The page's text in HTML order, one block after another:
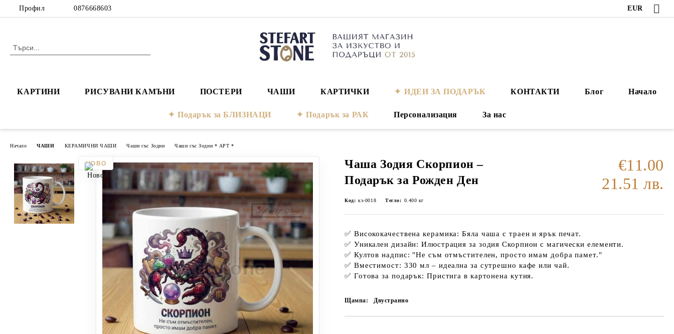
Профил 0876668603 EUR
КАРТИНИ РИСУВАНИ КАМЪНИ ПОСТЕРИ ЧАШИ КАРТИЧКИ ИДЕИ ЗА ПОДАРЪК КОНТАКТИ Блог Начало
Подарък за БЛИЗНАЦИ Подарък за РАК Персонализация За нас
Начало ЧАШИ КЕРАМИЧНИ ЧАШИ Чаши със Зодии Чаши със Зодии * АРТ *
Чаша Зодия Скорпион –
Подарък за Рожден Ден
€11.00
21.51 лв.
Код: кз-0018 Тегло: 0.400 кг
✅ Висококачествена керамика: Бяла чаша с траен и ярък печат.
✅ Уникален дизайн: Илюстрация за зодия Скорпион с магически елементи.
✅ Култов надпис: "Не съм отмъстителен, просто имам добра памет."
✅ Вместимост: 330 мл – идеална за сутрешно кафе или чай.
✅ Готова за подарък: Пристига в картонена кутия.
Щампа: Двустранно